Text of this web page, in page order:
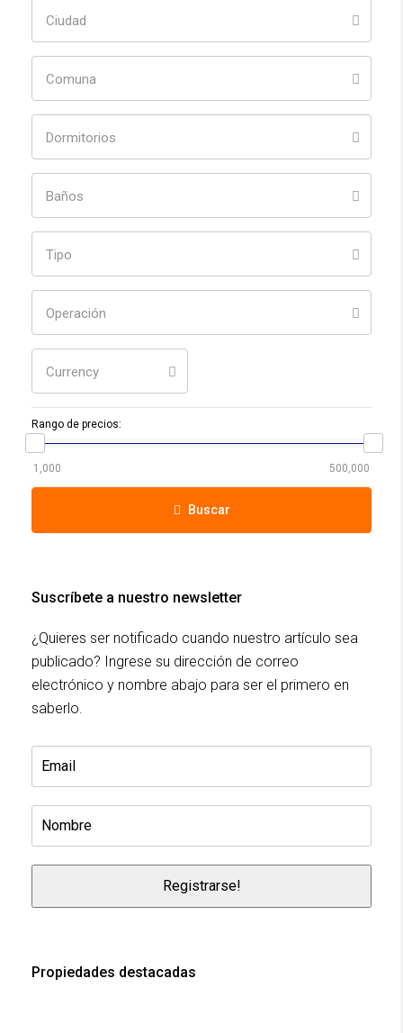
Ciudad
Comuna
Dormitorios
Baños
Tipo
Operación
Currency
Rango de precios:
Buscar
Suscríbete a nuestro newsletter
¿Quieres ser notificado cuando nuestro artículo sea
publicado? Ingrese su dirección de correo
electrónico y nombre abajo para ser el primero en
saberlo.
Propiedades destacadas